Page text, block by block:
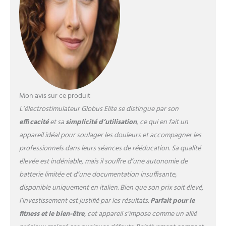
déterminent une
contraction musculaire
importante, il est
fondamental de placer
l'électrode au-dessus du
point moteur du muscle, qui
est le point le plus sensible à
comme dans une salle de
gym personnelle, tous les
programmes de
raffermissement et de
tonification nécessaires pour
développer un corps parfait
et efficace. POUR HOMME ET
FEMME: les programmes
sont différenciés entre
hommes et femmes pour
respecter les différences
Mon avis sur ce produit
L’électrostimulateur Globus Elite se distingue par son
efficacitéet sasimplicité d’utilisation, ce qui en fait un
appareil idéal pour soulager les douleurs et accompagner les
professionnels dans leurs séances de rééducation. Sa qualité
élevée est indéniable, mais il souffre d’une autonomie de
batterie limitée et d’une documentation insuffisante,
disponible uniquement en italien. Bien que son prix soit élevé,
l’investissement est justifié par les résultats.Parfait pour le
fitness et le bien-être, cet appareil s’impose comme un allié